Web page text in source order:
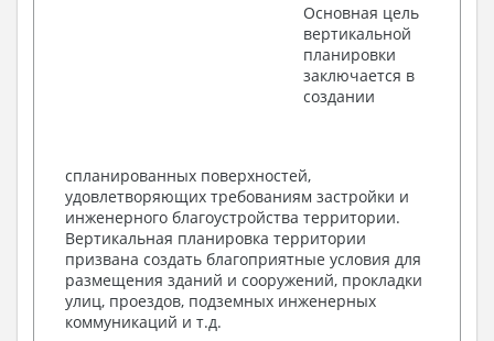
Разрезы и состав конструкций
Фасады с ведомостью внешних отделок
Элементы проемов – спецификация
Ведомость перемычек – сечения и
Архитектурные узлы в конструкциях
2. Конструктивный раздел:
Общие данные по проекту
Схемы расположения и расчеты фундаментов
Элементы каркаса – схемы расположения
Схема расположения перекрытий
Опоры перекрытия на стены или Узлы
Основная цель
вертикальной
планировки
заключается в
создании
спланированных поверхностей,
удовлетворяющих требованиям застройки и
инженерного благоустройства территории.
Вертикальная планировка территории
призвана создать благоприятные условия для
размещения зданий и сооружений, прокладки
улиц, проездов, подземных инженерных
коммуникаций и т.д.